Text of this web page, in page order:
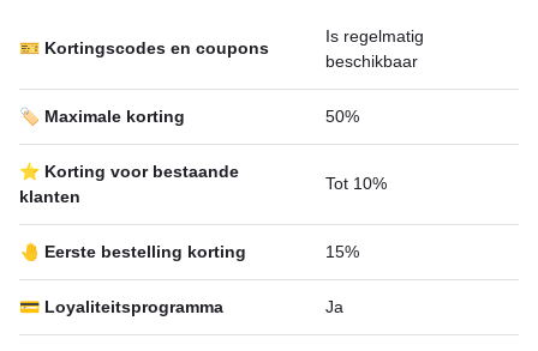
🎫 Kortingscodes en coupons
Is regelmatig
beschikbaar
🏷️ Maximale korting 50%
⭐ Korting voor bestaande
klanten
Tot 10%
🤚 Eerste bestelling korting 15%
💳 Loyaliteitsprogramma Ja